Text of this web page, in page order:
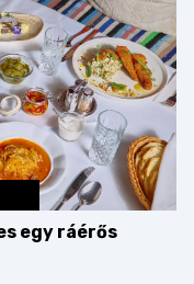
egy ráérős